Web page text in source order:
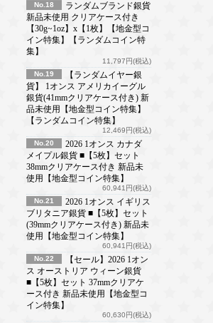
No.18
ランダムブランド銀貨
新品未使用 クリアケース付き
【30g~1oz】x【1枚】【地金型コ
イン特集】【ランダムコイン特
集】
11,797円(税込)
No.19
【ランダムイヤー銀
貨】 1オンス アメリカイーグル
銀貨(41mmクリアケース付き) 新
品未使用【地金型コイン特集】
【ランダムコイン特集】
12,469円(税込)
No.20
2026 1オンス カナダ
メイプル銀貨 ■【5枚】セット
38mmクリアケース付き 新品未
使用【地金型コイン特集】
60,941円(税込)
No.21
2026 1オンス イギリス
ブリタニア銀貨 ■【5枚】セット
(39mmクリアケース付き) 新品未
使用【地金型コイン特集】
60,941円(税込)
No.22
【セール】2026 1オン
ス オーストリア ウィーン銀貨
■【5枚】セット 37mmクリアケ
ース付き 新品未使用【地金型コ
イン特集】
60,630円(税込)